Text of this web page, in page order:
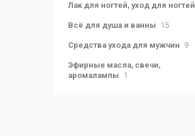
Лак для ногтей, уход для ногтей
Всё для душа и ванны 15
Средства ухода для мужчин 9
Эфирные масла, свечи,
аромалампы 1